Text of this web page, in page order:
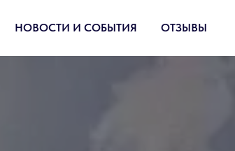
НОВОСТИ И СОБЫТИЯ ОТЗЫВЫ